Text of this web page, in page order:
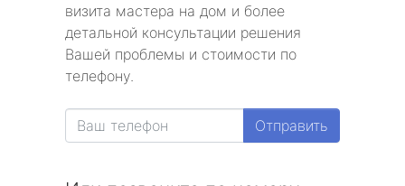
визита мастера на дом и более
детальной консультации решения
Вашей проблемы и стоимости по
телефону.
Отправить